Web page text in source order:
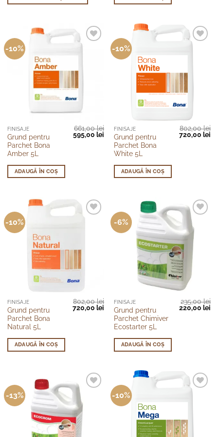
fi
alese
în
produsului.
-10%
FINISAJE
Grund pentru
Parchet Bona
Amber 5L
661,00lei
Prețul
inițial
595,00 lei Prețul
curent
este:
595,00 lei.
ADAUGĂ ÎN COȘ
-10%
FINISAJE
Grund pentru
Parchet Bona
White 5L
802,00lei
Prețul
inițial
720,00 lei
ADAUGĂ ÎN COȘ
-10%
FINISAJE
Grund pentru
Parchet Bona
Natural 5L
802,00lei
Prețul
inițial
720,00lei Prețul
curent
este:
720,00 lei.
ADAUGĂ ÎN COȘ
-6%
FINISAJE
Grund pentru
Parchet Chimiver
Ecostarter 5L
235,00lei
Prețul
inițial
220,00lei
ADAUGĂ ÎN COȘ
-13% -10%